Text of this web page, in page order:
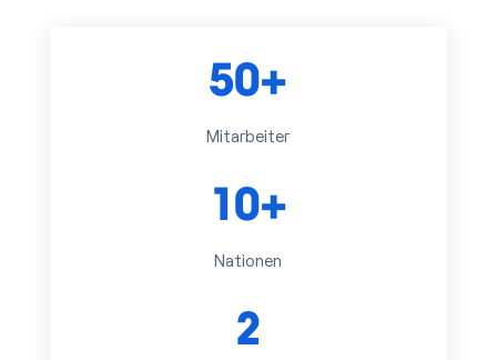
50+
Mitarbeiter
10+
Nationen
2